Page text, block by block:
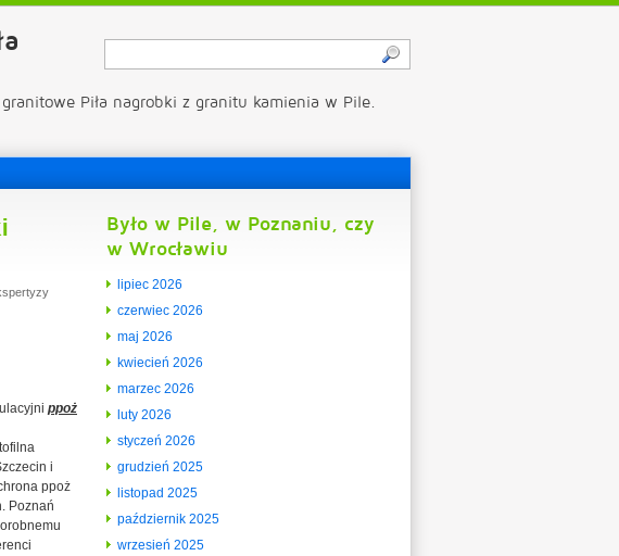
Piła nagrobki z granitu kamienia w Pile.
ppoż
i
ppoż
Poznań
Było w Pile, w Poznaniu, czy
w Wrocławiu
lipiec 2026
czerwiec 2026
maj 2026
kwiecień 2026
marzec 2026
luty 2026
styczeń 2026
grudzień 2025
listopad 2025
październik 2025
wrzesień 2025